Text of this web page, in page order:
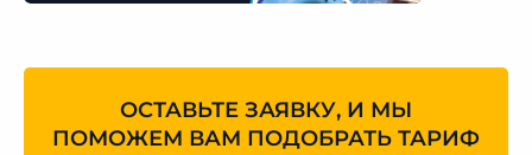
ОСТАВЬТЕ ЗАЯВКУ, И МЫ
ПОМОЖЕМ ВАМ ПОДОБРАТЬ ТАРИФ